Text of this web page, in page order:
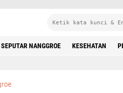
SEPUTAR NANGGROE KESEHATAN